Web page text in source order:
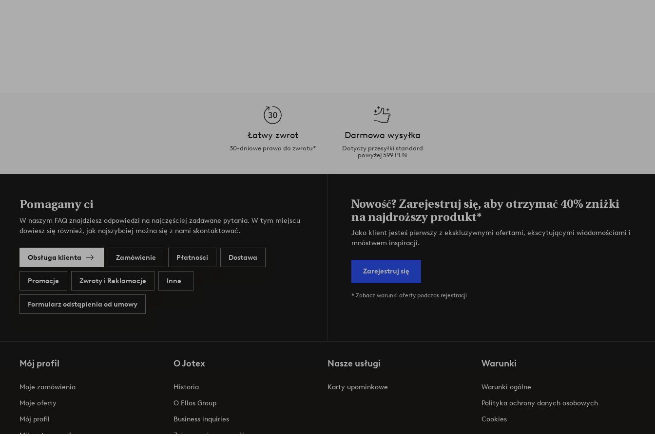
Łatwy zwrot
30-dniowe prawo do zwrotu*
Darmowa wysyłka
Dotyczy przesyłki standard
powyżej 599 PLN
Pomagamy ci
W naszym FAQ znajdziesz odpowiedzi na najczęściej zadawane pytania. W tym miejscu
dowiesz się również, jak najszybciej można się z nami skontaktować.
Obsługa klienta Zamówienie Płatności Dostawa
Promocje Zwroty i Reklamacje Inne
Formularz odstąpienia od umowy
Nowość? Zarejestruj się, aby otrzymać 40% zniżki
na najdroższy produkt*
Jako klient jesteś pierwszy z ekskluzywnymi ofertami, ekscytującymi wiadomościami i
mnóstwem inspiracji.
Zarejestruj się
* Zobacz warunki oferty podczas rejestracji
Mój profil
Moje zamówienia
Moje oferty
Mój profil
O Jotex
Historia
O Ellos Group
Business inquiries
Nasze usługi
Karty upominkowe
Warunki
Warunki ogólne
Polityka ochrony danych osobowych
Cookies